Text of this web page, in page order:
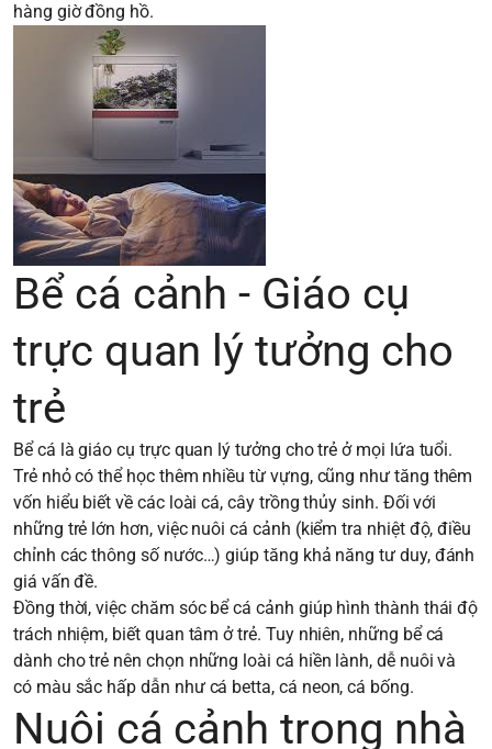
hàng giờ đồng hồ.
Bể cá cảnh - Giáo cụ
trực quan lý tưởng cho
trẻ
Bể cá là giáo cụ trực quan lý tưởng cho trẻ ở mọi lứa tuổi.
Trẻ nhỏ có thể học thêm nhiều từ vựng, cũng như tăng thêm
vốn hiểu biết về các loài cá, cây trồng thủy sinh. Đối với
những trẻ lớn hơn, việc nuôi cá cảnh (kiểm tra nhiệt độ, điều
chỉnh các thông số nước…) giúp tăng khả năng tư duy, đánh
giá vấn đề.
Đồng thời, việc chăm sóc bể cá cảnh giúp hình thành thái độ
trách nhiệm, biết quan tâm ở trẻ. Tuy nhiên, những bể cá
dành cho trẻ nên chọn những loài cá hiền lành, dễ nuôi và
có màu sắc hấp dẫn như cá betta, cá neon, cá bống.
Nuôi cá cảnh trong nhà